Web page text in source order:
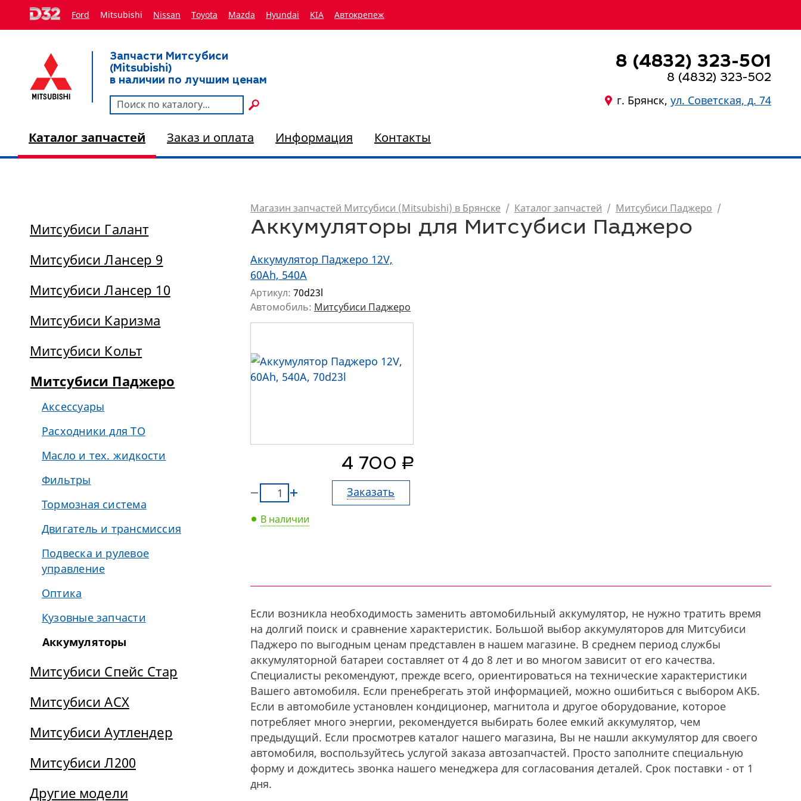
Ford Mitsubishi Nissan Toyota Мazda Hyundai KIA Автокрепеж
Запчасти Митсубиси
(Mitsubishi)
в наличии по лучшим ценам
8 (4832) 323-501
8 (4832) 323-502
г. Брянск, ул. Советская, д. 74
Каталог запчастей Заказ и оплата Информация Контакты
Митсубиси Галант
Митсубиси Лансер 9
Митсубиси Лансер 10
Митсубиси Каризма
Митсубиси Кольт
Митсубиси Паджеро
Аксессуары
Расходники для ТО
Масло и тех. жидкости
Фильтры
Тормозная система
Двигатель и трансмиссия
Подвеска и рулевое
управление
Оптика
Кузовные запчасти
Аккумуляторы
Митсубиси Спейс Стар
Митсубиси АСХ
Митсубиси Аутлендер
Митсубиси Л200
Другие модели
Магазин запчастей Митсубиси (Mitsubishi) в Брянске / Каталог запчастей / Митсубиси Паджеро /
Аккумуляторы для Митсубиси Паджеро
Аккумулятор Паджеро 12V,
60Ah, 540A
Артикул: 70d23l
Автомобиль: Митсубиси Паджеро
4 700 руб.
Заказать
В наличии
Если возникла необходимость заменить автомобильный аккумулятор, не нужно тратить время
на долгий поиск и сравнение характеристик. Большой выбор аккумуляторов для Митсубиси
Паджеро по выгодным ценам представлен в нашем магазине. В среднем период службы
аккумуляторной батареи составляет от 4 до 8 лет и во многом зависит от его качества.
Специалисты рекомендуют, прежде всего, ориентироваться на технические характеристики
Вашего автомобиля. Если пренебрегать этой информацией, можно ошибиться с выбором АКБ.
Если в автомобиле установлен кондиционер, магнитола и другое оборудование, которое
потребляет много энергии, рекомендуется выбирать более емкий аккумулятор, чем
предыдущий. Если просмотрев каталог нашего магазина, Вы не нашли аккумулятор для своего
автомобиля, воспользуйтесь услугой заказа автозапчастей. Просто заполните специальную
форму и дождитесь звонка нашего менеджера для согласования деталей. Срок поставки - от 1
дня.